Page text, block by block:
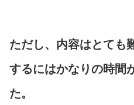
ただし、内容はとても
するにはかなりの時間
た。